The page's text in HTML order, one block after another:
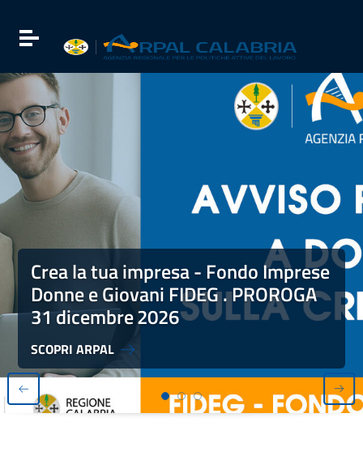
Vai al footer
Attiva / disattiva la navigazione
Crea la tua impresa - Fondo Imprese Donne e Giovani
Crea la tua impresa - Fondo Imprese
Donne e Giovani FIDEG . PROROGA
31 dicembre2026
SCOPRI ARPAL